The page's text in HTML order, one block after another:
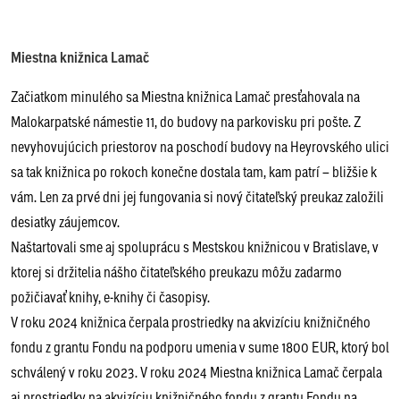
Miestna knižnica Lamač
Začiatkom minulého sa Miestna knižnica Lamač presťahovala na
Malokarpatské námestie 11, do budovy na parkovisku pri pošte. Z
nevyhovujúcich priestorov na poschodí budovy na Heyrovského ulici
sa tak knižnica po rokoch konečne dostala tam, kam patrí – bližšie k
vám. Len za prvé dni jej fungovania si nový čitateľský preukaz založili
desiatky záujemcov.
Naštartovali sme aj spoluprácu s Mestskou knižnicou v Bratislave, v
ktorej si držitelia nášho čitateľského preukazu môžu zadarmo
požičiavať knihy, e-knihy či časopisy.
V roku 2024 knižnica čerpala prostriedky na akvizíciu knižničného
fondu z grantu Fondu na podporu umenia v sume 1800 EUR, ktorý bol
schválený v roku 2023. V roku 2024 Miestna knižnica Lamač čerpala